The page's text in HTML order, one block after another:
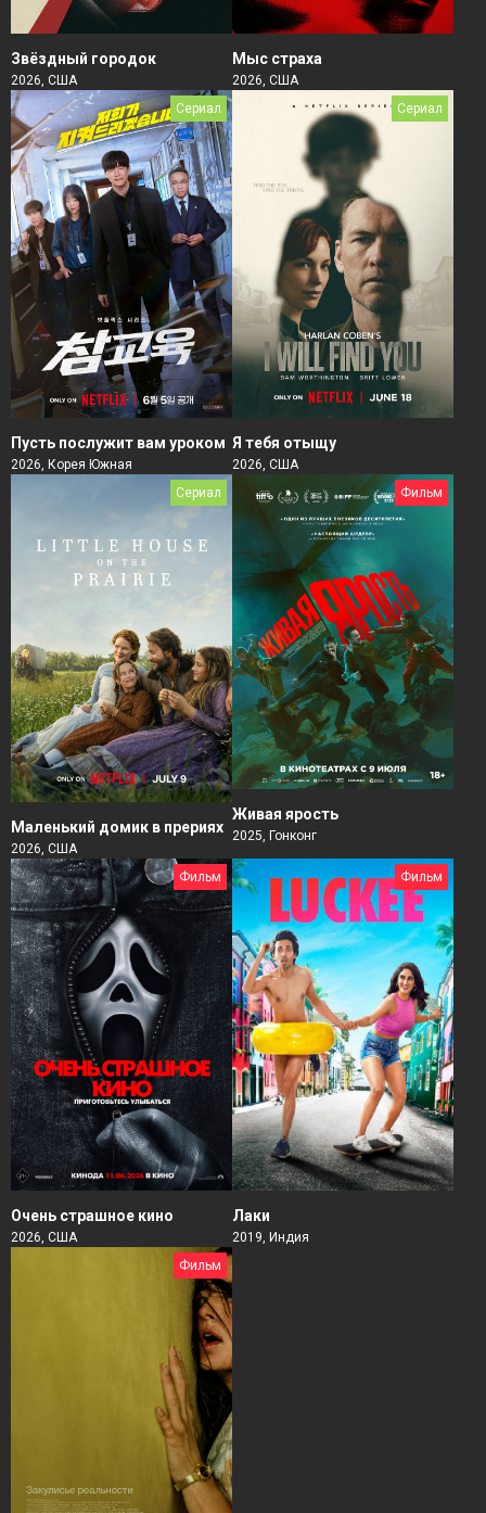
Звёздный городок
2026, США
Мыс страха
2026, США
Сериал
Пусть послужит вам уроком
2026, Корея Южная
Сериал
Я тебя отыщу
2026, США
Сериал
Маленький домик в прериях
2026, США
Фильм
Живая ярость
2025, Гонконг
Фильм
Очень страшное кино
2026, США
Фильм
Лаки
2019, Индия
Фильм